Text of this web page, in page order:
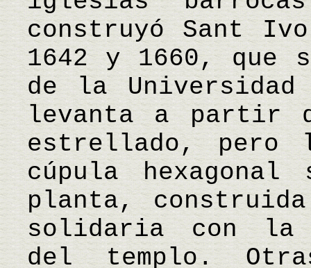
construyó Sant
1642 y 1660, que
de la Universidad
levanta a partir
estrellado, pero
cúpula
planta, construida
solidaria con la
del templo.